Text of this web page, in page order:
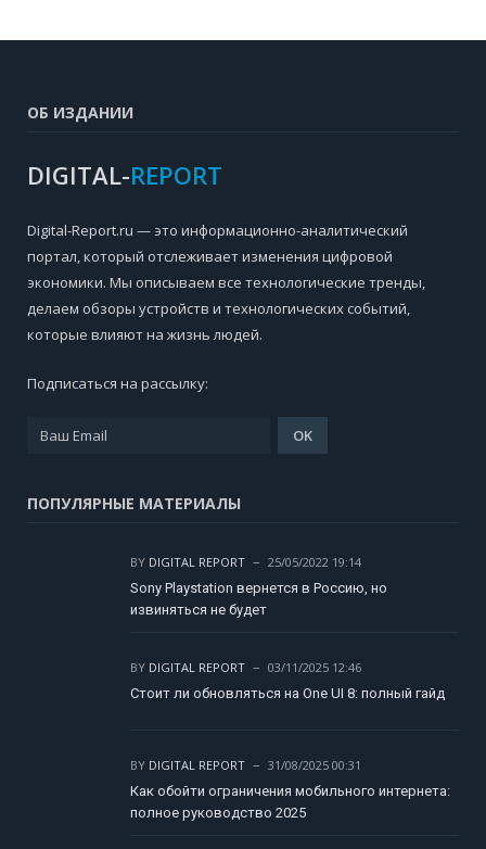
ОБ ИЗДАНИИ
DIGITAL-REPORT
Digital-Report.ru — это информационно-аналитический
портал, который отслеживает изменения цифровой
экономики. Мы описываем все технологические тренды,
делаем обзоры устройств и технологических событий,
которые влияют на жизнь людей.
Подписаться на рассылку:
ПОПУЛЯРНЫЕ МАТЕРИАЛЫ
BY DIGITAL REPORT
25/05/2022 19:14
Sony Playstation вернется в Россию, но
извиняться не будет
BY DIGITAL REPORT
03/11/2025 12:46
Стоит ли обновляться на One UI 8: полный гайд
BY DIGITAL REPORT
31/08/2025 00:31
Как обойти ограничения мобильного интернета:
полное руководство 2025